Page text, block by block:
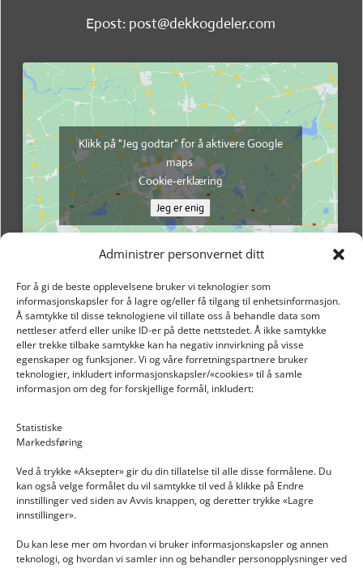
Administrer personvernet ditt
For å gi de beste opplevelsene bruker vi teknologier som
informasjonskapsler for å lagre og/eller få tilgang til enhetsinformasjon.
Å samtykke til disse teknologiene vil tillate oss å behandle data som
nettleser atferd eller unike ID-er på dette nettstedet. Å ikke samtykke
eller trekke tilbake samtykke kan ha negativ innvirkning på visse
egenskaper og funksjoner. Vi og våre forretningspartnere bruker
teknologier, inkludert informasjonskapsler/«cookies» til å samle
informasjon om deg for forskjellige formål, inkludert:
Statistiske
Markedsføring
Ved å trykke «Aksepter» gir du din tillatelse til alle disse formålene. Du
kan også velge formålet du vil samtykke til ved å klikke på Endre
innstillinger ved siden av Avvis knappen, og deretter trykke «Lagre
innstillinger».
Du kan lese mer om hvordan vi bruker informasjonskapsler og annen
teknologi, og hvordan vi samler inn og behandler personopplysninger ved
Epost: post@dekkogdeler.com
Klikk på "Jeg godtar" for å aktivere Google
maps
Cookie-erklæring
Jeg er enig
INFORMASJON